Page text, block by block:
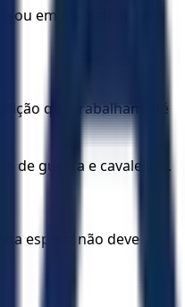
em Jerusalém, no
que trabalham até
de guerra e cavaleiros.
esposa não deve